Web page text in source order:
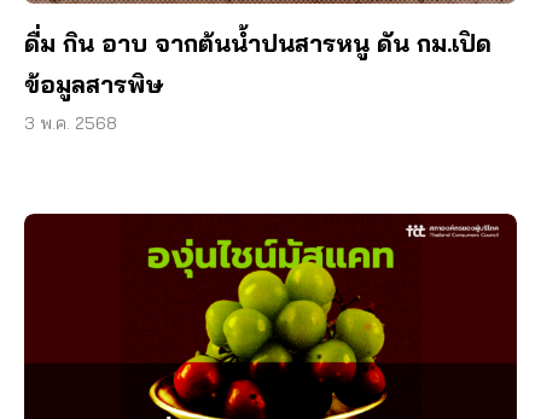
ดื่ม กิน อาบ จากต้นน้ำปนสารหนู ดัน กม.เปิด
ข้อมูลสารพิษ
3 พ.ค. 2568